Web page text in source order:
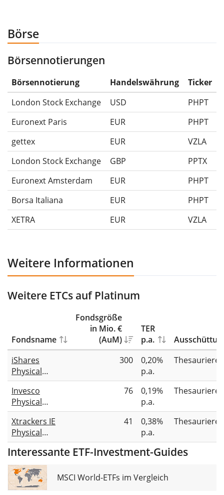
-50%.
Die Wertentwicklungsangaben für ETFs beinhalten
Ausschüttungen (falls vorhanden).
Börse
Börsennotierungen
Börsennotierung Handelswährung
Ticker
London Stock Exchange
USD
PHPT
Euronext Paris
EUR
PHPT
gettex
EUR
VZLA
London Stock Exchange
GBP
PPTX
Euronext Amsterdam
EUR
PHPT
Borsa Italiana
EUR
PHPT
XETRA
EUR VZLA
Weitere Informationen
Weitere ETCs auf Platinum
Fondsname
Fondsgröße
in Mio. €
(AuM)
TER
p.a.
iShares
Physical
Platinum ETC
300
0,20%
p.a.
Invesco
Physical
Platinum
76
0,19%
p.a.
Xtrackers IE
Physical
Platinum ETC
Securities
41
0,38%
p.a.
Interessante ETF-Investment-Guides
MSCI World-ETFs im Vergleich